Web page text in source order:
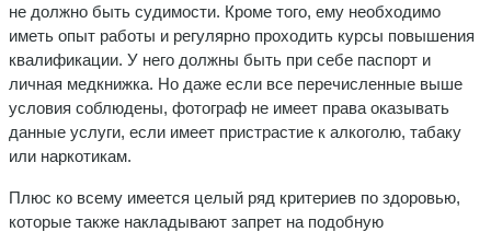
не должно быть судимости. Кроме того, ему необходимо
иметь опыт работы и регулярно проходить курсы повышения
квалификации. У него должны быть при себе паспорт и
личная медкнижка. Но даже если все перечисленные выше
условия соблюдены, фотограф не имеет права оказывать
данные услуги, если имеет пристрастие к алкоголю, табаку
или наркотикам.
Плюс ко всему имеется целый ряд критериев по здоровью,
которые также накладывают запрет на подобную